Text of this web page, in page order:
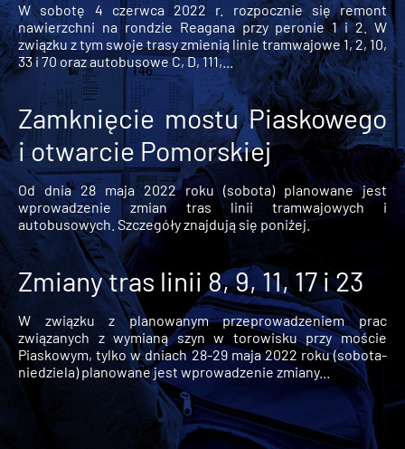
W sobotę 4 czerwca 2022 r. rozpocznie się remont
nawierzchni na rondzie Reagana przy peronie 1 i 2. W
związku z tym swoje trasy zmienią linie tramwajowe 1, 2, 10,
33 i 70 oraz autobusowe C, D, 111,...
Zamknięcie mostu Piaskowego
i otwarcie Pomorskiej
Od dnia 28 maja 2022 roku (sobota) planowane jest
wprowadzenie zmian tras linii tramwajowych i
autobusowych. Szczegóły znajdują się poniżej.
Zmiany tras linii 8, 9, 11, 17 i 23
W związku z planowanym przeprowadzeniem prac
związanych z wymianą szyn w torowisku przy moście
Piaskowym, tylko w dniach 28-29 maja 2022 roku (sobota-
niedziela) planowane jest wprowadzenie zmiany...